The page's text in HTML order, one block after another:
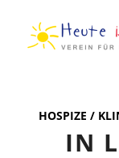
HOSPIZE /
IN